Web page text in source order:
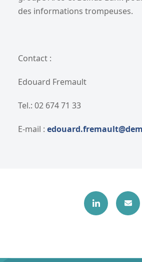
des informations trompeuses.
Contact :
Edouard Fremault
Tel.: 02 674 71 33
E-mail :